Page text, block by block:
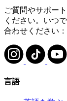
ご質問やサポー
ください。いつ
合わせください：
言語